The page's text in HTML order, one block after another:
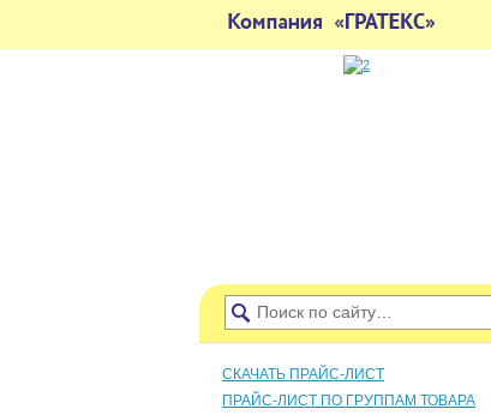
СКАЧАТЬ ПРАЙС-ЛИСТ
ПРАЙС-ЛИСТ ПО ГРУППАМ ТОВАРА